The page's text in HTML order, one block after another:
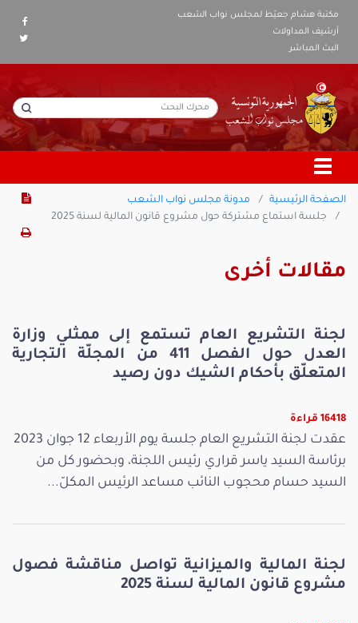
مكتبة هشام جعيّط لمجلس نواب الشعب
أرشيف المداولات
البث المباشر
الصفحة الرئيسية
مدونة مجلس نواب الشعب
جلسة استماع مشتركة حول مشروع قانون المالية لسنة 2025
مقالات أخرى
لجنة التشريع العام تستمع إلى ممثلي وزارة
العدل حول الفصل 411 من المجلّة التجارية
المتعلّق بأحكام الشيك دون رصيد
16418 قراءة
عقدت لجنة التشريع العام جلسة يوم الأربعاء 12 جوان 2023
برئاسة السيد ياسر قراري رئيس اللجنة، وبحضور كل من
السيد حسام محجوب النائب مساعد الرئيس المكلّ...
لجنة المالية والميزانية تواصل مناقشة فصول
مشروع قانون المالية لسنة 2025